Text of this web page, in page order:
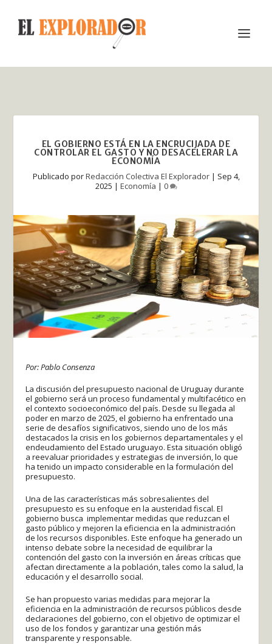
EL GOBIERNO ESTÁ EN LA ENCRUCIJADA DE
CONTROLAR EL GASTO Y NO DESACELERAR LA
ECONOMÍA
Publicado porRedacción Colectiva El Explorador| Sep 4,
2025 | Economía | 0
Por: Pablo Consenza
La discusión del presupuesto nacional de Uruguay durante
el gobierno será un proceso fundamental y multifacético en
el contexto socioeconómico del país. Desde su llegada al
poder en marzo de 2025, el gobierno ha enfrentado una
serie de desafíos significativos, siendo uno de los más
destacados la crisis en los gobiernos departamentales y el
endeudamiento del Estado uruguayo. Esta situación obligó
a reevaluar prioridades y estrategias de inversión, lo que
ha tenido un impacto considerable en la formulación del
presupuesto.
Una de las características más sobresalientes del
presupuesto es su enfoque en la austeridad fiscal. El
gobierno busca implementar medidas que reduzcan el
gasto público y mejoren la eficiencia en la administración
de los recursos disponibles. Este enfoque ha generado un
intenso debate sobre la necesidad de equilibrar la
contención del gasto con la inversión en áreas críticas que
afectan directamente a la población, tales como la salud, la
educación y el desarrollo social.
Se han propuesto varias medidas para mejorar la
eficiencia en la administración de recursos públicos desde
declaraciones del gobierno, con el objetivo de optimizar el
uso de los fondos y garantizar una gestión más
transparente y responsable.